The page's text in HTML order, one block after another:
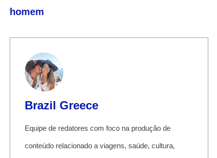
homem
Brazil Greece
Equipe de redatores com foco na produção de
conteúdo relacionado a viagens, saúde, cultura,